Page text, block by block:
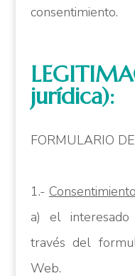
consentimiento.
jurídica):
FORMULARIO
1.-
a) el
través del
Web.